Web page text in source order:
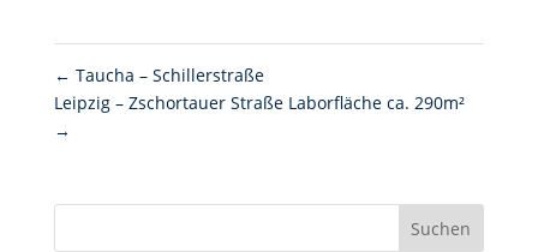
← Taucha – Schillerstraße
Leipzig – Zschortauer Straße Laborfläche ca. 290m²
→